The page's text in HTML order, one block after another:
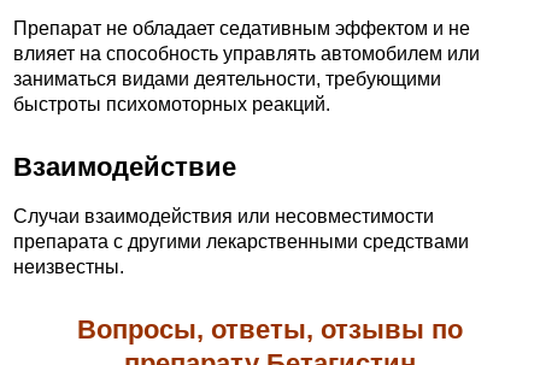
Препарат не обладает седативным эффектом и не
влияет на способность управлять автомобилем или
заниматься видами деятельности, требующими
быстроты психомоторных реакций.
Взаимодействие
Случаи взаимодействия или несовместимости
препарата с другими лекарственными средствами
неизвестны.
Вопросы, ответы, отзывы по